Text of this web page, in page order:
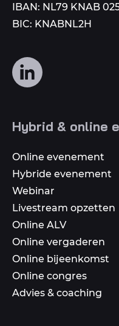
IBAN: NL79 KNAB
BIC: KNABNL2H
Volg
ons
media
Hybrid & online
Online evenement
Hybride evenement
Webinar
Livestream opzetten
Online ALV
Online vergaderen
Online bijeenkomst
Online congres
Advies & coaching